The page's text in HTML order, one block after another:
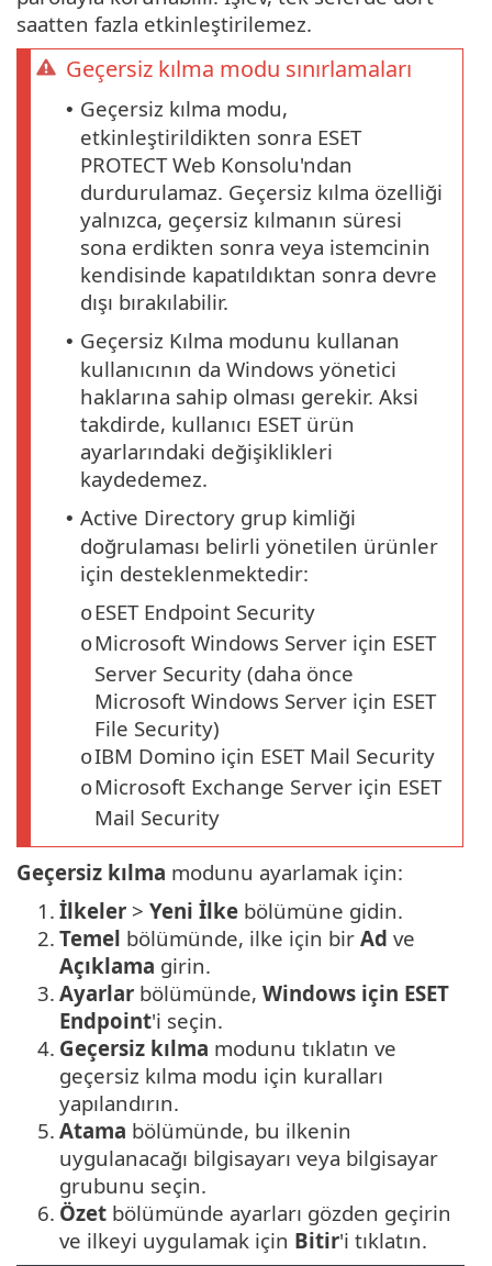
saatten fazla etkinleştirilemez.
Geçersiz kılma modu sınırlamaları
• Geçersiz kılma modu,
etkinleştirildikten sonra ESET
PROTECT Web Konsolu'ndan
durdurulamaz. Geçersiz kılma özelliği
yalnızca, geçersiz kılmanın süresi
sona erdikten sonra veya istemcinin
kendisinde kapatıldıktan sonra devre
dışı bırakılabilir.
• Geçersiz Kılma modunu kullanan
kullanıcının da Windows yönetici
haklarına sahip olması gerekir. Aksi
takdirde, kullanıcı ESET ürün
ayarlarındaki değişiklikleri
kaydedemez.
• Active Directory grup kimliği
doğrulaması belirli yönetilen ürünler
için desteklenmektedir:
oESET Endpoint Security
oMicrosoft Windows Server için ESET
Server Security (daha önce
Microsoft Windows Server için ESET
File Security)
oIBM Domino için ESET Mail Security
oMicrosoft Exchange Server için ESET
Mail Security
Geçersiz kılma modunu ayarlamak için:
1. İlkeler > Yeni İlke bölümüne gidin.
2. Temel bölümünde, ilke için bir Ad ve
Açıklama girin.
3. Ayarlar bölümünde, Windows için ESET
Endpoint'i seçin.
4. Geçersiz kılma modunu tıklatın ve
geçersiz kılma modu için kuralları
yapılandırın.
5. Atama bölümünde, bu ilkenin
uygulanacağı bilgisayarı veya bilgisayar
grubunu seçin.
6. Özet bölümünde ayarları gözden geçirin
ve ilkeyi uygulamak için Bitir'i tıklatın.